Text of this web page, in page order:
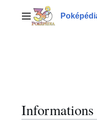
contenuMenu principal
Informations